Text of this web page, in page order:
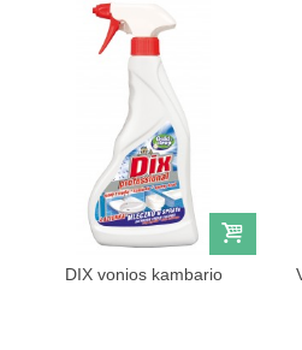
DIX vonios kambario